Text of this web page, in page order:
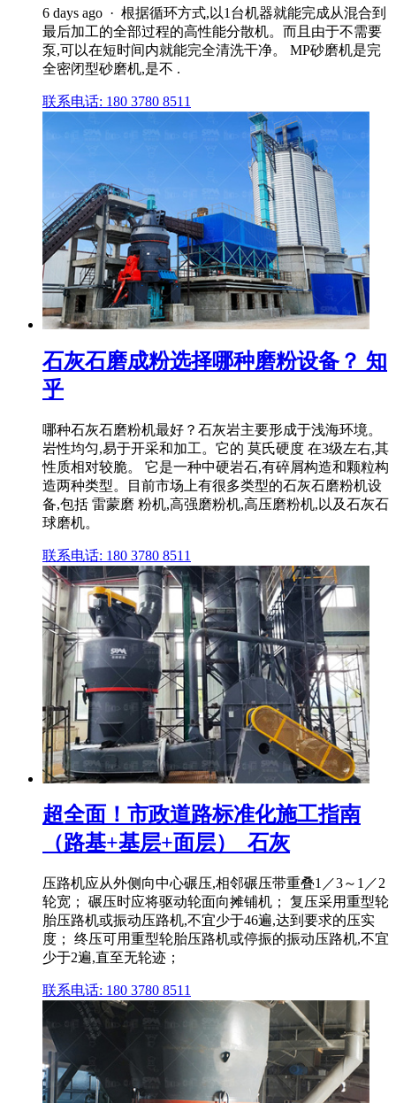
6 days ago · 根据循环方式,以1台机器就能完成从混合到
最后加工的全部过程的高性能分散机。而且由于不需要
泵,可以在短时间内就能完全清洗干净。 MP砂磨机是完
全密闭型砂磨机,是不 .
联系电话: 180 3780 8511
石灰石磨成粉选择哪种磨粉设备？ 知
乎
哪种石灰石磨粉机最好？石灰岩主要形成于浅海环境。
岩性均匀,易于开采和加工。它的 莫氏硬度 在3级左右,其
性质相对较脆。 它是一种中硬岩石,有碎屑构造和颗粒构
造两种类型。目前市场上有很多类型的石灰石磨粉机设
备,包括 雷蒙磨 粉机,高强磨粉机,高压磨粉机,以及石灰石
球磨机。
联系电话: 180 3780 8511
超全面！市政道路标准化施工指南
（路基+基层+面层）_石灰
压路机应从外侧向中心碾压,相邻碾压带重叠1／3～1／2
轮宽； 碾压时应将驱动轮面向摊铺机； 复压采用重型轮
胎压路机或振动压路机,不宜少于46遍,达到要求的压实
度； 终压可用重型轮胎压路机或停振的振动压路机,不宜
少于2遍,直至无轮迹；
联系电话: 180 3780 8511